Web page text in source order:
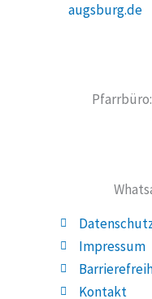
augsburg.de
Impressum
Kontakt